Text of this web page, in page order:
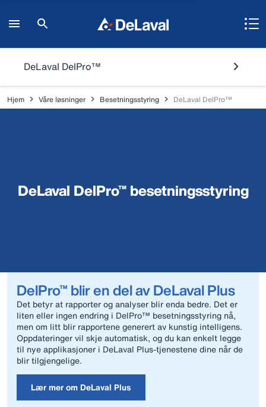
DeLaval DelPro™
Hjem Våre løsninger Besetningsstyring DeLaval DelPro™
DeLaval DelPro™ besetningsstyring
DelPro™ blir en del av DeLaval Plus
Det betyr at rapporter og analyser blir enda bedre. Det er
liten eller ingen endring i DelPro™ besetningsstyring nå,
men om litt blir rapportene generert av kunstig intelligens.
Oppdateringer vil skje automatisk, og du kan enkelt legge
til nye applikasjoner i DeLaval Plus-tjenestene dine når de
blir tilgjengelige.
Lær mer om DeLaval Plus